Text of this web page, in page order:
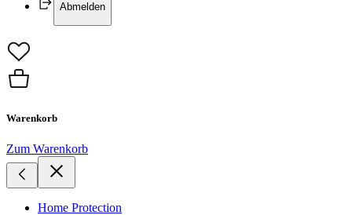
Abmelden
Warenkorb
Zum Warenkorb
Home Protection